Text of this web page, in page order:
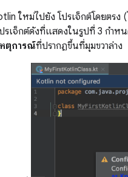
ใหม่ไปยัง โปรเจ็กต์โดยตร
รเจ็กต์ดังที่แสดงในรูปที่ 3 กําห
ตุการณ์ที่ปรากฏขึ้นที่มุมขวาล่าง